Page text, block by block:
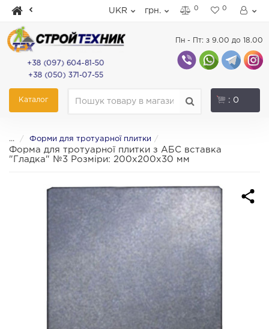
UKR грн. 0 0
+38 (097) 604-81-50
+38 (050) 371-07-55
Пн - Пт: з 9.00 до 18.00
Каталог : 0
... Форми для тротуарної плитки
Форма для тротуарної плитки з АБС вставка
"Гладка" №3 Розміри: 200х200х30 мм